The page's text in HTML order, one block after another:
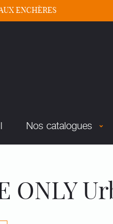
ENCHÈRES
Nos catalogues
ONLY